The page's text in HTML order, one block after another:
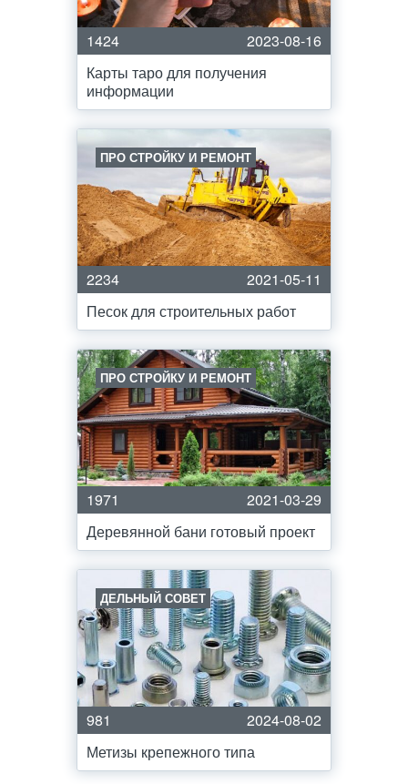
1424
2023-08-16
Карты таро для получения
информации
ПРО СТРОЙКУ И РЕМОНТ
2234
2021-05-11
Песок для строительных работ
ПРО СТРОЙКУ И РЕМОНТ
1971
2021-03-29
Деревянной бани готовый проект
ДЕЛЬНЫЙ СОВЕТ
981
2024-08-02
Метизы крепежного типа